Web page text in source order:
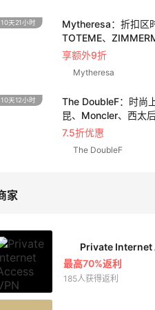
天21小时
Mytheresa：折扣区
TOTEME、
享额外9折
Mytheresa
天12小时
The DoubleF：时尚
昆、Moncler、西太
7.5折优惠
The DoubleF
家
Private Internet
最高70%返利
185人获得返利